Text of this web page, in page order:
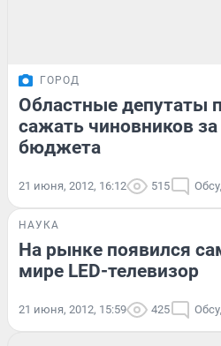
ГОРОД
Областные депутаты
сажать чиновников за
бюджета
21 июня, 2012, 16:12 515
НАУКА
На рынке появился
мире LED-телевизор
21 июня, 2012, 15:59 425